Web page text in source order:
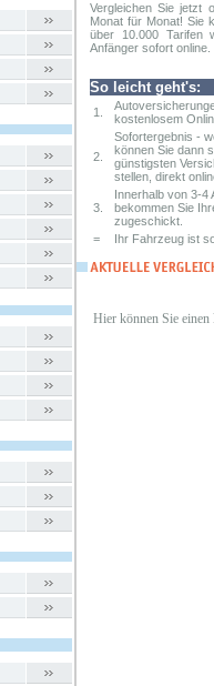
Vergleichen Sie jetzt
Monat für Monat! Sie
über 10.000 Tarifen
Anfänger sofort online.
So leicht geht's:
1.
kostenlosem
2.
Sofortergebnis -
können Sie dann
günstigsten
stellen, direkt
3.
Innerhalb von 3-4
bekommen Sie
zugeschickt.
=
Ihr Fahrzeug ist
Hier können Sie